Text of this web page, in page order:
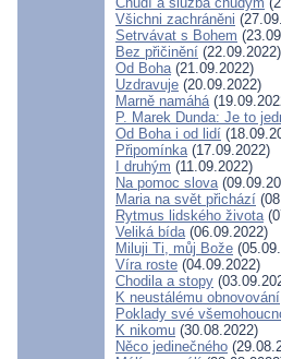
Všichni zachráněni
Setrvávat s Bohem
Bez přičinění (22.09.2022)
Od Boha(21.09.2022)
Uzdravuje (20.09.2022)
Marně namáhá
P. Marek Dunda: Je to
Od Boha i od lidí
Připomínka(17.09.2022)
I druhým (11.09.2022)
Na pomoc slova
Maria na svět přichází
Rytmus lidského života
Veliká bída(06.09.2022)
Miluji Ti, můj Bože
Víra roste (04.09.2022)
Chodila a stopy
K neustálému obnovování
Poklady své
K nikomu (30.08.2022)
Něco jedinečného